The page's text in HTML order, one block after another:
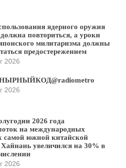
ядерного оружия
повториться, а уроки
милитаризма должны
предостережением
2026
2026
2026 года
на международных
самой южной китайской
увеличился на 30% в
2026